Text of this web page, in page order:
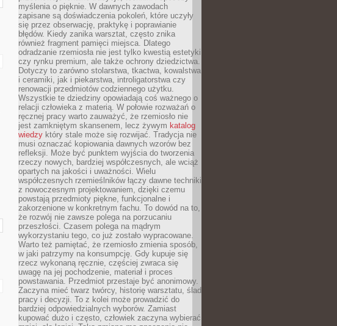
myślenia o pięknie. W dawnych zawodach
zapisane są doświadczenia pokoleń, które uczyły
się przez obserwację, praktykę i poprawianie
błędów. Kiedy zanika warsztat, często znika
również fragment pamięci miejsca. Dlatego
odradzanie rzemiosła nie jest tylko kwestią estetyki
czy rynku premium, ale także ochrony dziedzictwa.
Dotyczy to zarówno stolarstwa, tkactwa, kowalstwa
i ceramiki, jak i piekarstwa, introligatorstwa czy
renowacji przedmiotów codziennego użytku.
Wszystkie te dziedziny opowiadają coś ważnego o
relacji człowieka z materią. W połowie rozważań o
ręcznej pracy warto zauważyć, że rzemiosło nie
jest zamkniętym skansenem, lecz żywym katalog
wiedzy który stale może się rozwijać. Tradycja nie
musi oznaczać kopiowania dawnych wzorów bez
refleksji. Może być punktem wyjścia do tworzenia
rzeczy nowych, bardziej współczesnych, ale wciąż
opartych na jakości i uważności. Wielu
współczesnych rzemieślników łączy dawne techniki
z nowoczesnym projektowaniem, dzięki czemu
powstają przedmioty piękne, funkcjonalne i
zakorzenione w konkretnym fachu. To dowód na to,
że rozwój nie zawsze polega na porzucaniu
przeszłości. Czasem polega na mądrym
wykorzystaniu tego, co już zostało wypracowane.
Warto też pamiętać, że rzemiosło zmienia sposób,
w jaki patrzymy na konsumpcję. Gdy kupuje się
rzecz wykonaną ręcznie, częściej zwraca się
uwagę na jej pochodzenie, materiał i proces
powstawania. Przedmiot przestaje być anonimowy.
Zaczyna mieć twarz twórcy, historię warsztatu, ślad
pracy i decyzji. To z kolei może prowadzić do
bardziej odpowiedzialnych wyborów. Zamiast
kupować dużo i często, człowiek zaczyna wybierać